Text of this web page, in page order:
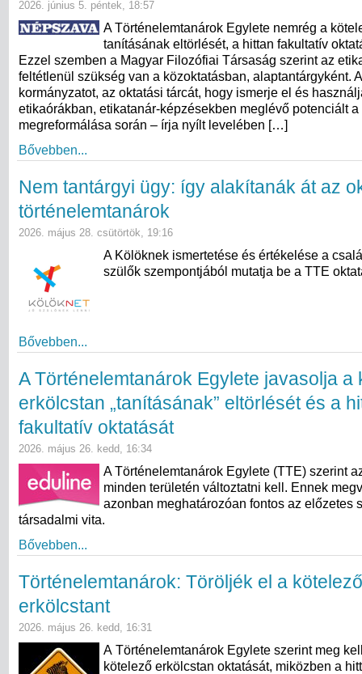
2026. június 5. péntek, 18:57
A Történelemtanárok Egylete nemrég a
tanításának eltörlését, a hittan fakultatív
Ezzel szemben a Magyar Filozófiai Társaság szerint az
feltétlenül szükség van a közoktatásban, alaptantárgyként.
kormányzatot, az oktatási tárcát, hogy ismerje el és
etikaórákban, etikatanár-képzésekben meglévő potenciált a
megreformálása során – írja nyílt levelében […]
Bővebben...
Nem tantárgyi ügy: így alakítanák át az
történelemtanárok
2026. május 28. csütörtök, 19:16
A Kölöknek ismertetése és értékelése a
szülők szempontjából mutatja be a TTE
Bővebben...
A Történelemtanárok Egylete javasolja a
erkölcstan „tanításának” eltörlését és a
fakultatív oktatását
2026. május 26. kedd, 16:34
A Történelemtanárok Egylete (TTE) szerint
minden területén változtatni kell. Ennek
azonban meghatározóan fontos az előzetes
társadalmi vita.
Bővebben...
Történelemtanárok: Töröljék el a kötelező
erkölcstant
2026. május 26. kedd, 16:31
A Történelemtanárok Egylete szerint meg
kötelező erkölcstan oktatását, miközben a